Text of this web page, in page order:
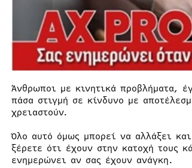
Άνθρωποι με κινητικά προβλήματα,
πάσα στιγμή σε κίνδυνο με
χρειαστούν.
Όλο αυτό όμως μπορεί να αλλάξει
ξέρετε ότι έχουν στην κατοχή τους
ενημερώνει αν σας έχουν ανάγκη.